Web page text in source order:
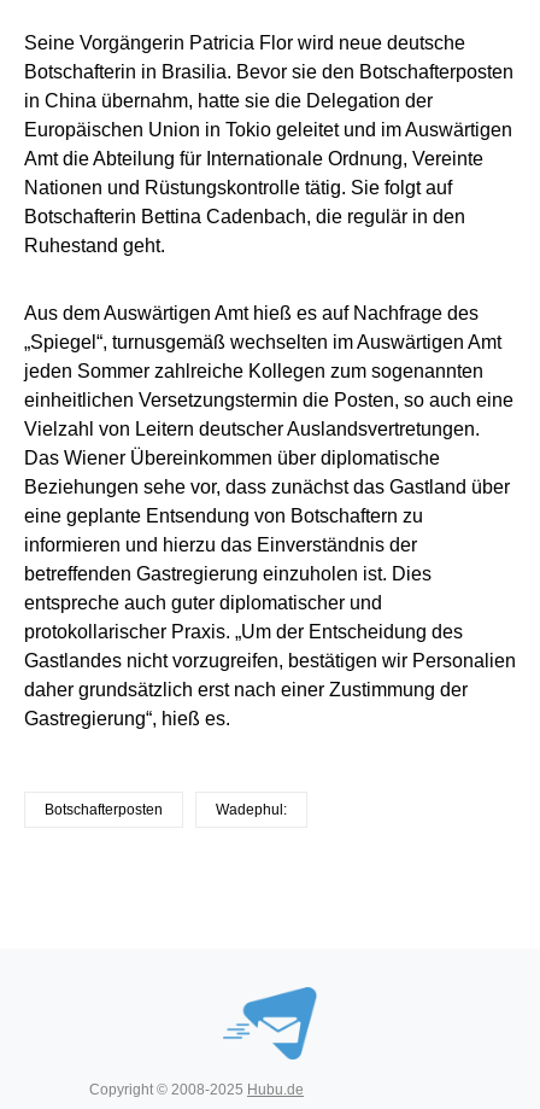
Seine Vorgängerin Patricia Flor wird neue deutsche
Botschafterin in Brasilia. Bevor sie den Botschafterposten
in China übernahm, hatte sie die Delegation der
Europäischen Union in Tokio geleitet und im Auswärtigen
Amt die Abteilung für Internationale Ordnung, Vereinte
Nationen und Rüstungskontrolle tätig. Sie folgt auf
Botschafterin Bettina Cadenbach, die regulär in den
Ruhestand geht.
Aus dem Auswärtigen Amt hieß es auf Nachfrage des
„Spiegel“, turnusgemäß wechselten im Auswärtigen Amt
jeden Sommer zahlreiche Kollegen zum sogenannten
einheitlichen Versetzungstermin die Posten, so auch eine
Vielzahl von Leitern deutscher Auslandsvertretungen.
Das Wiener Übereinkommen über diplomatische
Beziehungen sehe vor, dass zunächst das Gastland über
eine geplante Entsendung von Botschaftern zu
informieren und hierzu das Einverständnis der
betreffenden Gastregierung einzuholen ist. Dies
entspreche auch guter diplomatischer und
protokollarischer Praxis. „Um der Entscheidung des
Gastlandes nicht vorzugreifen, bestätigen wir Personalien
daher grundsätzlich erst nach einer Zustimmung der
Gastregierung“, hieß es.
Botschafterposten Wadephul:
Copyright © 2008-2025 Hubu.de